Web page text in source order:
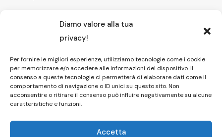
Diamo valore alla tua
privacy!
Per fornire le migliori esperienze, utilizziamo tecnologie come i cookie
per memorizzare e/o accedere alle informazioni del dispositivo. Il
consenso a queste tecnologie ci permetterà di elaborare dati come il
comportamento di navigazione o ID unici su questo sito. Non
acconsentire o ritirare il consenso può influire negativamente su alcune
caratteristiche e funzioni.
Accetta
Offerta Natale in camera con vasca
idromassaggio ! Prenota il tuo relax esclusivo
Entrata GRATUITA in Piscina esterna! Il tuo relax
di coppia